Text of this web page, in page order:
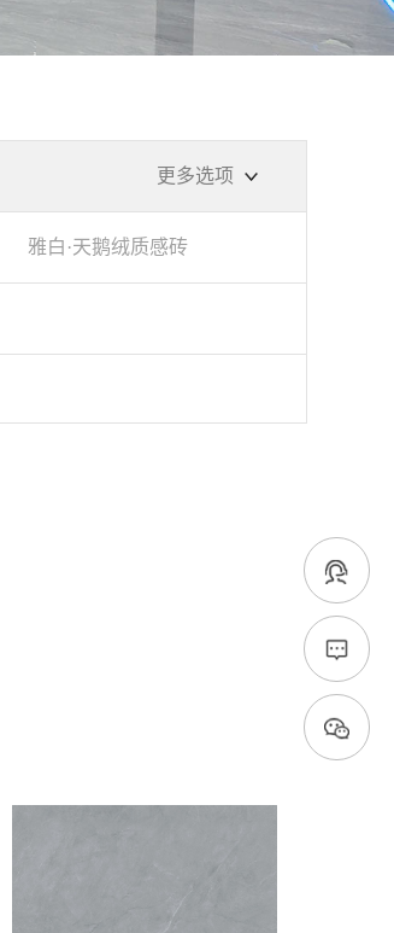
更多选项
雅白·天鹅绒质感砖